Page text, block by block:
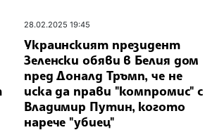
28.02.2025 19:45
Украинският президент
Зеленски обяви в Белия дом
пред Доналд Тръмп, че не
иска да прави "компромис" с
Владимир Путин, когото
нарече "убиец"